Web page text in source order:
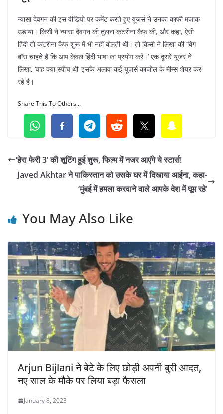
न्यासा देवगन की इस वीडियो पर कमेंट करते हुए यूजर्स ने उनका काफी मजाक
उड़ाया। किसी ने न्यासा देवगन की तुलना कटरीना कैफ की, और कहा, ऐसी
हिंदी तो कटरीना कैफ शुरू में भी नहीं बोलती थी। तो किसी ने लिखा की ‘बिग
बॉस चाहते है कि आप केवल हिंदी भाषा का प्रयोग करें।’ एक दूसरे यूजर ने
लिखा, ‘वाह क्या स्पीच थी’ इसके अलावा कई यूजर्स काजोल के मीम्स शेयर कर
रहे है।
Share This To Others...
‘हेरा फेरी 3’ की शूटिंग हुई शुरू, फिल्म में नजर आएंगे ये स्टार्स!
Javed Akhtar ने पाकिस्तान को उसके घर में दिखाया आईना, कहा-
‘मुंबई में हमला करवाने वाले आपके देश में घूम रहे’
You May Also Like
Arjun Bijlani ने बेटे के लिए छोड़ी अपनी बुरी आदत,
नए साल के मौके पर लिया बड़ा फैसला
January 8, 2023